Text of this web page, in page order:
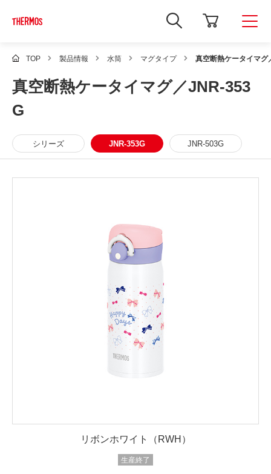
新
し
ィ
ン
ウ
で
ト
内
検
索
開
TOP 製品情報 水筒 マグタイプ 真空断熱ケータイマ
真空断熱ケータイマグ／JNR-353
G
シリーズ JNR-353G JNR-503G
リボンホワイト（RWH）
生産終了